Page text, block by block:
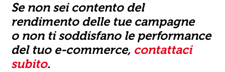
Se non sei contento del
rendimento delle tue campagne
o non ti soddisfano le performance
del tuo e-commerce, contattaci
subito.